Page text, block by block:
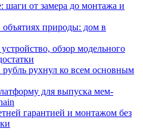
шаги от замера до монтажа и
природы: дом в
обзор модельного
рухнул ко всем основным
для выпуска мем-
гарантией и монтажом без